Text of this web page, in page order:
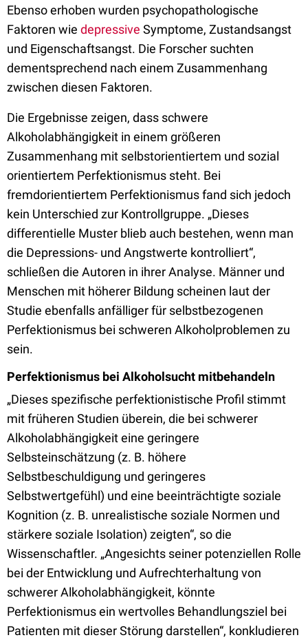
Ebenso erhoben wurden psychopathologische
Faktoren wie depressive Symptome, Zustandsangst
und Eigenschaftsangst. Die Forscher suchten
dementsprechend nach einem Zusammenhang
zwischen diesen Faktoren.
Die Ergebnisse zeigen, dass schwere
Alkoholabhängigkeit in einem größeren
Zusammenhang mit selbstorientiertem und sozial
orientiertem Perfektionismus steht. Bei
fremdorientiertem Perfektionismus fand sich jedoch
kein Unterschied zur Kontrollgruppe. „Dieses
differentielle Muster blieb auch bestehen, wenn man
die Depressions- und Angstwerte kontrolliert“,
schließen die Autoren in ihrer Analyse. Männer und
Menschen mit höherer Bildung scheinen laut der
Studie ebenfalls anfälliger für selbstbezogenen
Perfektionismus bei schweren Alkoholproblemen zu
sein.
Perfektionismus bei Alkoholsucht mitbehandeln
„Dieses spezifische perfektionistische Profil stimmt
mit früheren Studien überein, die bei schwerer
Alkoholabhängigkeit eine geringere
Selbsteinschätzung (z. B. höhere
Selbstbeschuldigung und geringeres
Selbstwertgefühl) und eine beeinträchtigte soziale
Kognition (z. B. unrealistische soziale Normen und
stärkere soziale Isolation) zeigten“, so die
Wissenschaftler. „Angesichts seiner potenziellen Rolle
bei der Entwicklung und Aufrechterhaltung von
schwerer Alkoholabhängigkeit, könnte
Perfektionismus ein wertvolles Behandlungsziel bei
Patienten mit dieser Störung darstellen“, konkludieren